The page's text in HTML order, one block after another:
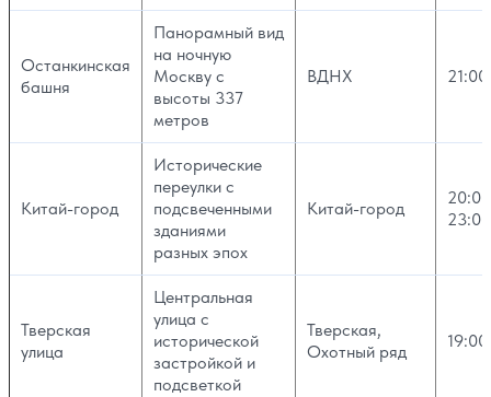
Останкинская
башня
Панорамный вид
на ночную
Москву с
высоты 337
метров
ВДНХ
Китай-город
Исторические
переулки с
подсвеченными
зданиями
разных эпох
Китай-город
23:00
Тверская
улица
Центральная
улица с
исторической
застройкой и
подсветкой
Тверская,
Охотный ряд